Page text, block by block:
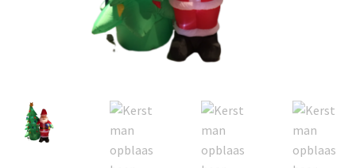
Offerte aanvraag